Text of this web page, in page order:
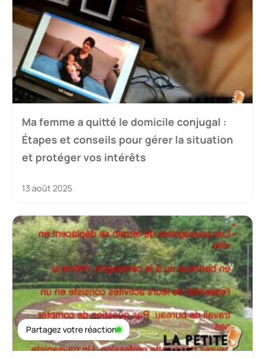
Ma femme a quitté le domicile conjugal :
Étapes et conseils pour gérer la situation
et protéger vos intérêts
13 août 2025
Partagez votre réaction